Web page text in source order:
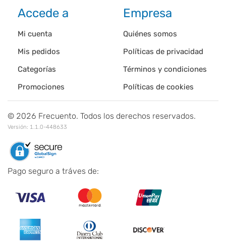
Accede a
Mi cuenta
Mis pedidos
Categorías
Promociones
Empresa
Quiénes somos
Políticas de privacidad
Términos y condiciones
Políticas de cookies
© 2026 Frecuento. Todos los derechos reservados.
Versión: 1.1.0-448633
Pago seguro a tráves de: